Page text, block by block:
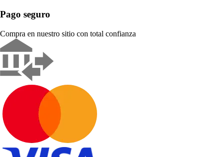
Pago seguro
Compra en nuestro sitio con total confianza